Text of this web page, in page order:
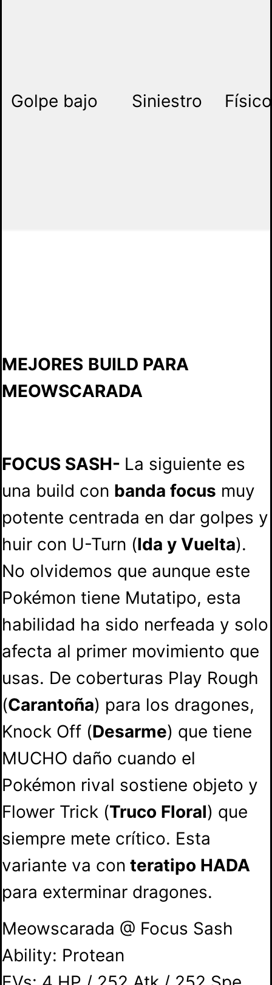
Golpe bajo Siniestro Físico
MEJORES BUILD PARA
MEOWSCARADA
FOCUS SASH- La siguiente es
una build con banda focus muy
potente centrada en dar golpes y
huir con U-Turn (Ida y Vuelta).
No olvidemos que aunque este
Pokémon tiene Mutatipo, esta
habilidad ha sido nerfeada y solo
afecta al primer movimiento que
usas. De coberturas Play Rough
(Carantoña) para los dragones,
Knock Off (Desarme) que tiene
MUCHO daño cuando el
Pokémon rival sostiene objeto y
Flower Trick (Truco Floral) que
siempre mete crítico. Esta
variante va con teratipo HADA
para exterminar dragones.
Meowscarada @ Focus Sash
Ability: Protean